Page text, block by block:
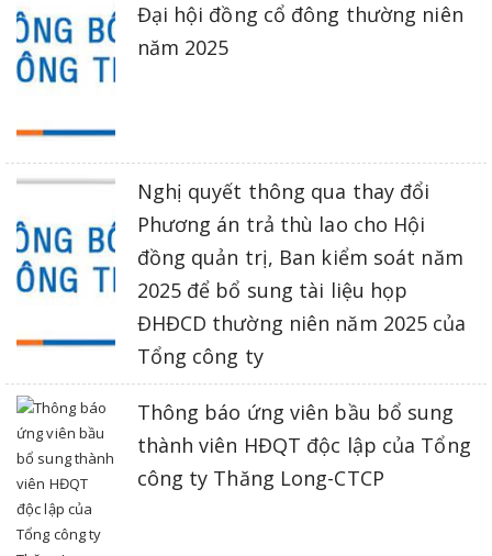
Đại hội đồng cổ đông thường niên
năm 2025
Nghị quyết thông qua thay đổi
Phương án trả thù lao cho Hội
đồng quản trị, Ban kiểm soát năm
2025 để bổ sung tài liệu họp
ĐHĐCD thường niên năm 2025 của
Tổng công ty
Thông báo ứng viên bầu bổ sung
thành viên HĐQT độc lập của Tổng
công ty Thăng Long-CTCP